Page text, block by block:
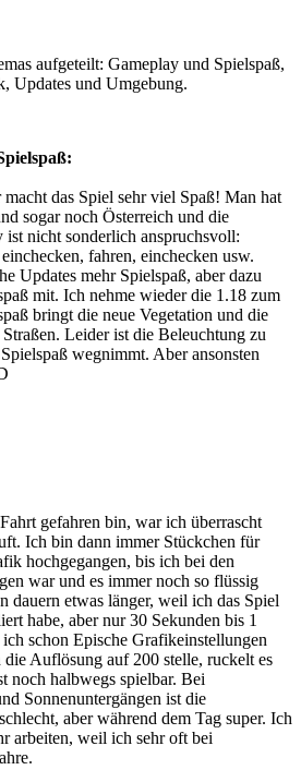
aufgeteilt: Gameplay und Spielspaß,
Updates und Umgebung.
macht das Spiel sehr viel Spaß! Man hat
sogar noch Österreich und die
ist nicht sonderlich anspruchsvoll:
fahren, einchecken usw.
Updates mehr Spielspaß, aber dazu
mit. Ich nehme wieder die 1.18 zum
bringt die neue Vegetation und die
Leider ist die Beleuchtung zu
wegnimmt. Aber ansonsten
gefahren bin, war ich überrascht
Ich bin dann immer Stückchen für
hochgegangen, bis ich bei den
war und es immer noch so flüssig
dauern etwas länger, weil ich das Spiel
habe, aber nur 30 Sekunden bis 1
schon Epische Grafikeinstellungen
die Auflösung auf 200 stelle, ruckelt es
noch halbwegs spielbar. Bei
Sonnenuntergängen ist die
aber während dem Tag super. Ich
arbeiten, weil ich sehr oft bei